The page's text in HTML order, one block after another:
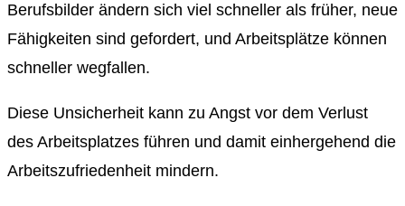
Berufsbilder ändern sich viel schneller als früher, neue
Fähigkeiten sind gefordert, und Arbeitsplätze können
schneller wegfallen.
Diese Unsicherheit kann zu Angst vor dem Verlust
des Arbeitsplatzes führen und damit einhergehend die
Arbeitszufriedenheit mindern.